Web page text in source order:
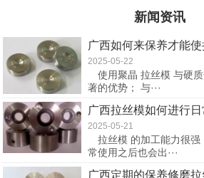
新闻资讯
广西如何来保养才能
2025-05-22
使用聚晶 拉丝模 与硬
著的优势； 与···
广西拉丝模如何进行
2025-05-21
拉丝模 的加工能力很
常使用之后也会出···
广西定期的保养修磨